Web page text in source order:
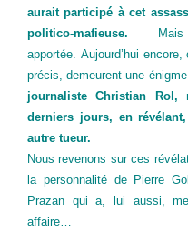
aurait participé à cet
politico-mafieuse. Mais
apportée. Aujourd’hui
précis, demeurent une
journaliste Christian Rol,
derniers jours, en
autre tueur.
Nous revenons sur ces
la personnalité de Pierre
Prazan qui a, lui aussi,
affaire…